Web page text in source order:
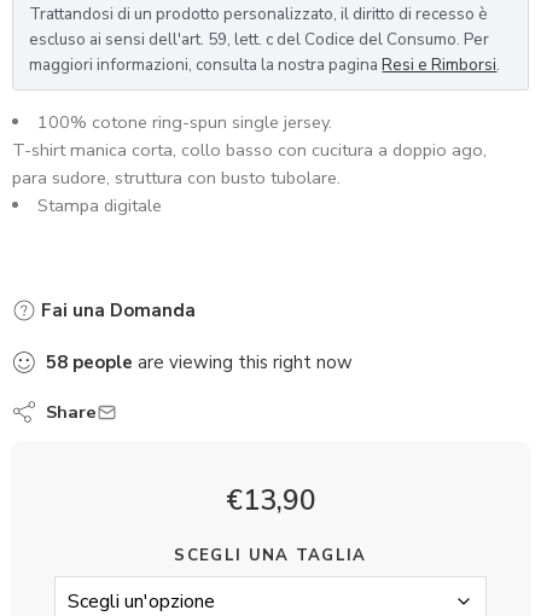
Trattandosi di un prodotto personalizzato, il diritto di recesso è
escluso ai sensi dell'art. 59, lett. c del Codice del Consumo. Per
maggiori informazioni, consulta la nostra paginaResi e Rimborsi.
100% cotone ring-spun single jersey.
T-shirt manica corta, collo basso con cucitura a doppio ago,
para sudore, struttura con busto tubolare.
Stampa digitale
Fai una Domanda
58 people are viewing this right now
Share
€13,90
SCEGLI UNA TAGLIA